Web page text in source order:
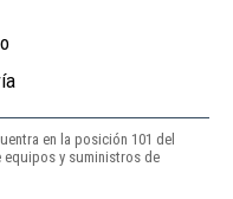
en la posición 101 del
equipos y suministros de